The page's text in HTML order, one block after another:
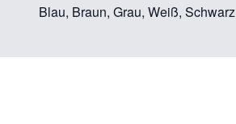
Blau, Braun, Grau, Weiß, Schwarz